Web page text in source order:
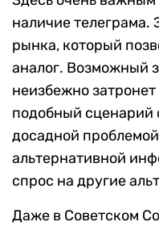
наличие телеграма.
рынка, который
аналог. Возможный
неизбежно
подобный сценарий
досадной
альтернативной
спрос на другие
Даже в Советском